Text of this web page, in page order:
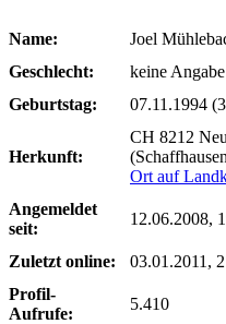
Name:
Joel
Geschlecht:
keine Angabe
Geburtstag:
07.11.1994
Herkunft:
CH 8212
Ort auf
Angemeldet
seit:
12.06.2008,
Zuletzt online:
03.01.2011,
Profil-
Aufrufe:
5.410